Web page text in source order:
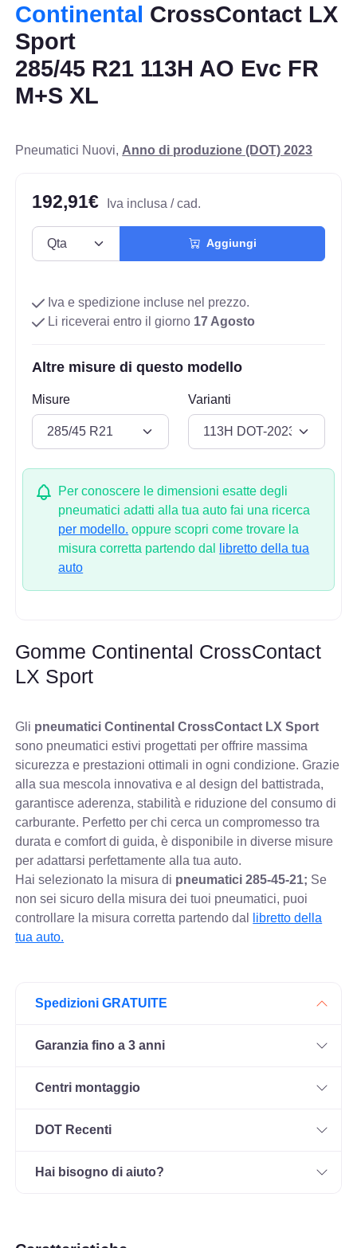
Continental CrossContact LX
Sport
285/45 R21 113H AO Evc FR
M+S XL
Pneumatici Nuovi, Anno di produzione (DOT) 2023
192,91€ Iva inclusa / cad.
Aggiungi
Iva e spedizione incluse nel prezzo.
Li riceverai entro il giorno 17 Agosto
Altre misure di questo modello
Misure Varianti
Per conoscere le dimensioni esatte degli
pneumatici adatti alla tua auto fai una ricerca
per modello. oppure scopri come trovare la
misura corretta partendo dal
libretto della tua
auto
Gomme Continental CrossContact
LX Sport
Gli pneumatici Continental CrossContact LX Sport
sono pneumatici estivi progettati per offrire massima
sicurezza e prestazioni ottimali in ogni condizione. Grazie
alla sua mescola innovativa e al design del battistrada,
garantisce aderenza, stabilità e riduzione del consumo di
carburante. Perfetto per chi cerca un compromesso tra
durata e comfort di guida, è disponibile in diverse misure
per adattarsi perfettamente alla tua auto.
Hai selezionato la misura di pneumatici285-45-21; Se
non sei sicuro della misura dei tuoi pneumatici, puoi
controllare la misura corretta partendo dal
libretto della
tua auto.
Spedizioni GRATUITE
Garanzia fino a 3 anni
Centri montaggio
DOT Recenti
Hai bisogno di aiuto?